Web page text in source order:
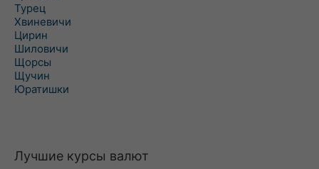
Турец
Хвиневичи
Цирин
Шиловичи
Щорсы
Щучин
Юратишки
Лучшие курсы валют